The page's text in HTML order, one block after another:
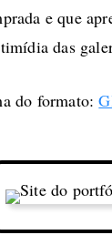
e que
das
do formato: